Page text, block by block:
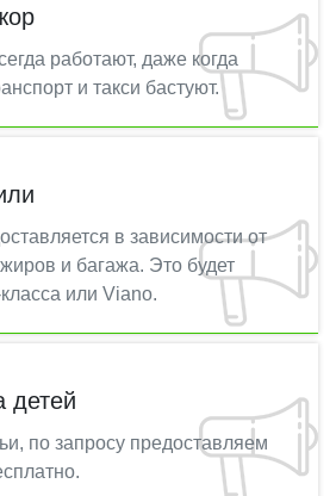
работают, даже когда
и такси бастуют.
в зависимости от
и багажа. Это будет
или Viano.
детей
по запросу предоставляем